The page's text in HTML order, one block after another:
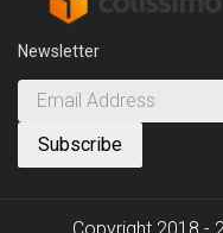
Newsletter